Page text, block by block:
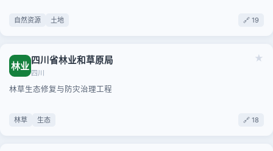
自然资源 土地 🔗 19
★
林业 四川省林业和草原局
四川
林草生态修复与防灾治理工程
林草 生态 🔗 18